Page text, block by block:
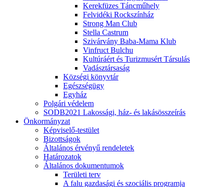
Kerekfüzes Táncműhely
Felvidéki Rockszínház
Strong Man Club
Stella Castrum
Szivárvány Baba-Mama Klub
Vinfruct Bulchu
Kultúráért és Turizmusért Társulás
Vadásztársaság
Községi könyvtár
Egészségügy
Egyház
Polgári védelem
SODB2021 Lakossági, ház- és lakásösszeírás
Önkormányzat
Képviselő-testület
Bizottságok
Általános érvényű rendeletek
Határozatok
Általános dokumentumok
Területi terv
A falu gazdasági és szociális programja